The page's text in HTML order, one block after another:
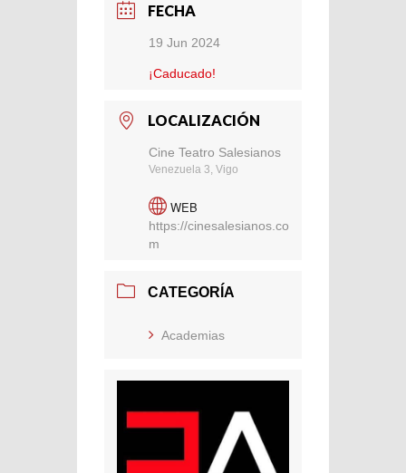
FECHA
19 Jun 2024
¡Caducado!
LOCALIZACIÓN
Cine Teatro Salesianos
Venezuela 3, Vigo
WEB
https://cinesalesianos.co
m
CATEGORÍA
Academias